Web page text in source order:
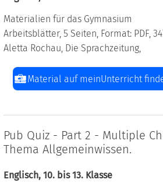
Materialien für das Gymnasium
Arbeitsblätter, 5 Seiten, Format: PDF,
Aletta Rochau, Die Sprachzeitung,
Material auf meinUnterricht
Pub Quiz - Part 2 - Multiple
Thema Allgemeinwissen.
Englisch, 10. bis 13. Klasse